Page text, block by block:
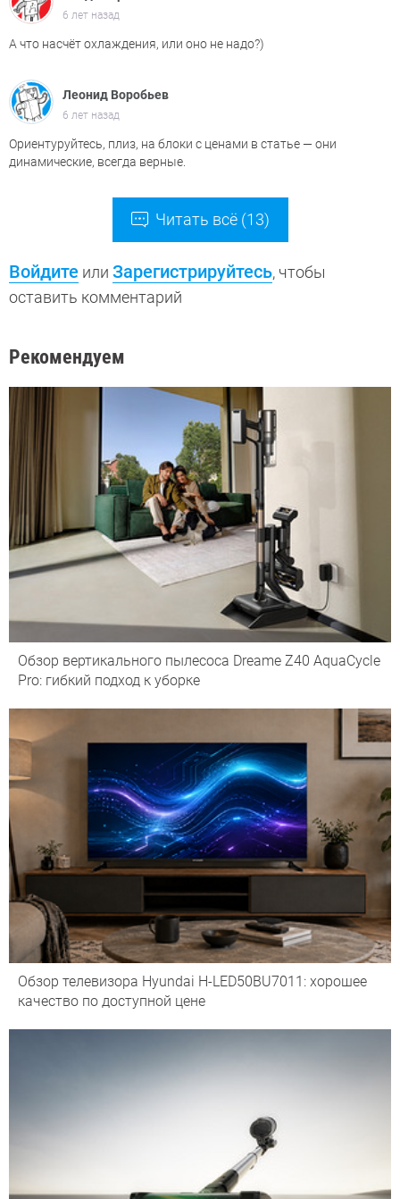
6 лет назад
А что насчёт охлаждения, или оно не надо?)
Леонид Воробьев
6 лет назад
Ориентуруйтесь, плиз, на блоки с ценами в статье — они
динамические, всегда верные.
Читать всё (13)
Войдите или Зарегистрируйтесь, чтобы
оставить комментарий
Рекомендуем
Обзор вертикального пылесоса Dreame Z40 AquaCycle
Pro: гибкий подход к уборке
Обзор телевизора Hyundai H-LED50BU7011: хорошее
качество по доступной цене